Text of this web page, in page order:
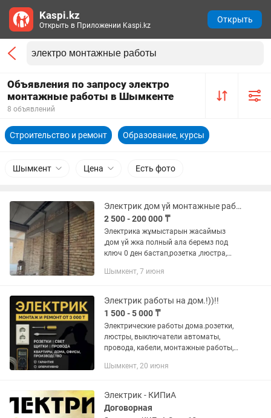
Объявления по запросу электро
монтажные работы в Шымкенте
8 объявлений
Строительство и ремонт Образование, курсы
Шымкент Цена Есть фото
Электрик дом үй монтажные работы
2 500 - 200 000 ₸
Электрика жұмыстарын жасаймыз
,дом үй жка полный ала беремз под
ключ 0 ден бастап,розетка ,люстра,
жасай беремыз ,автомат орнату
Шымкент, 7 июня
Электрик работы на дом.!))!!
1 500 - 5 000 ₸
Электрические работы дома.розетки,
люстры, выключатели автоматы,
провода, кабели, монтажные работы,
выключатели, автозащита
установка...
Шымкент, 20 июня
Электрик - КИПиА
Договорная
Kaspi.kz
Открыть в Приложении Kaspi.kz
Открыть